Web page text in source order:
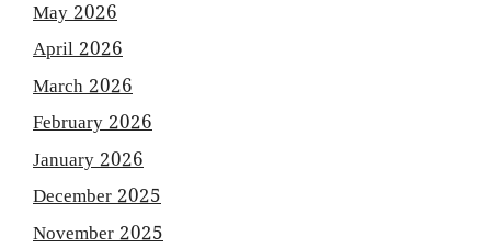
May 2026
April 2026
March 2026
February 2026
January 2026
December 2025
November 2025